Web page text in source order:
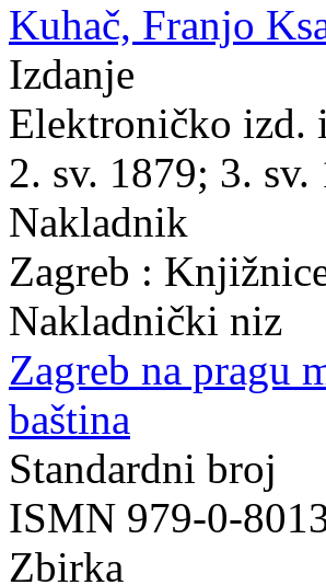
Kuhač, Franjo
Izdanje
Elektroničko izd.
2. sv. 1879; 3.
Nakladnik
Zagreb :
Nakladnički niz
Zagreb na pragu
baština
Standardni broj
ISMN 979-0-
Zbirka